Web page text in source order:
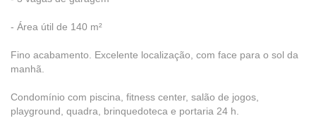
- Área útil de 140 m²
Fino acabamento. Excelente localização, com face para o sol da
manhã.
Condomínio com piscina, fitness center, salão de jogos,
playground, quadra, brinquedoteca e portaria 24 h.